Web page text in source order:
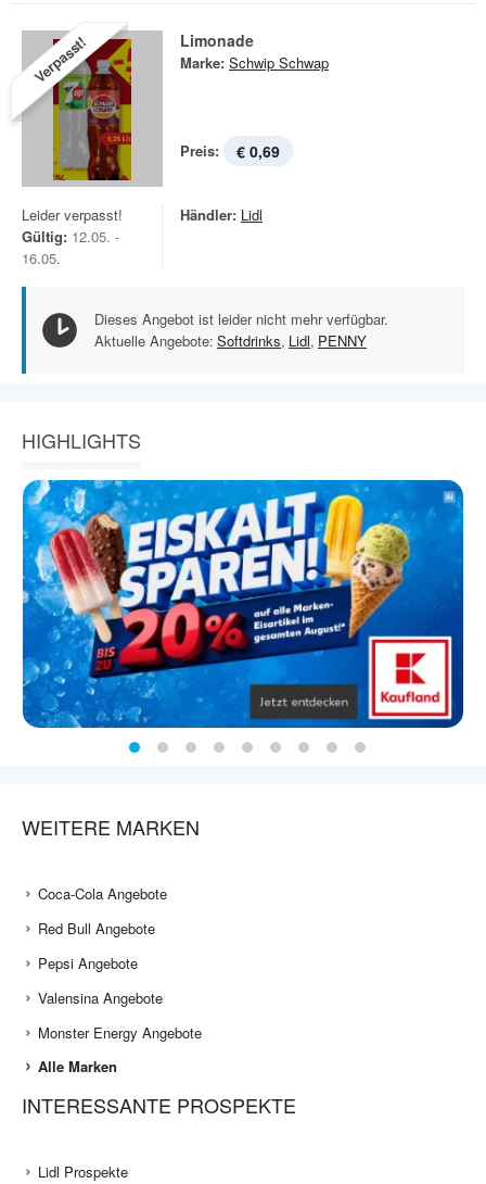
Verpasst! Limonade
Marke: Schwip Schwap
Preis: € 0,69
Leider verpasst!
Gültig: 12.05. -
16.05.
Händler: Lidl
Dieses Angebot ist leider nicht mehr verfügbar.
Aktuelle Angebote: Softdrinks, Lidl, PENNY
HIGHLIGHTS
WEITERE MARKEN
Coca-Cola Angebote
Red Bull Angebote
Pepsi Angebote
Valensina Angebote
Monster Energy Angebote
Alle Marken
INTERESSANTE PROSPEKTE
Lidl Prospekte